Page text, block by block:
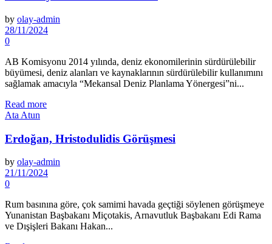
by olay-admin
28/11/2024
0
AB Komisyonu 2014 yılında, deniz ekonomilerinin sürdürülebilir
büyümesi, deniz alanları ve kaynaklarının sürdürülebilir kullanımını
sağlamak amacıyla “Mekansal Deniz Planlama Yönergesi”ni...
Read more
Ata Atun
Erdoğan, Hristodulidis Görüşmesi
by olay-admin
21/11/2024
0
Rum basınına göre, çok samimi havada geçtiği söylenen görüşmeye
Yunanistan Başbakanı Miçotakis, Arnavutluk Başbakanı Edi Rama
ve Dışişleri Bakanı Hakan...